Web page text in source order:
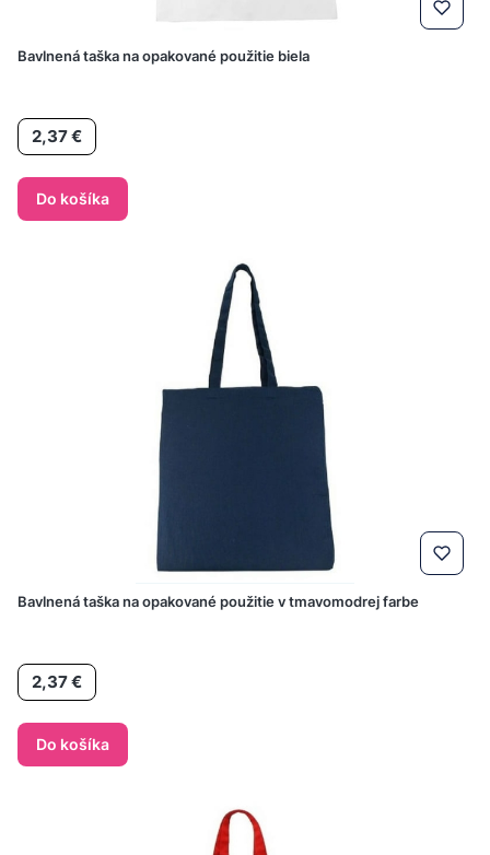
Bavlnená taška na opakované použitie biela
Cena
2,37 €
Do košíka
Bavlnená taška na opakované použitie v tmavomodrej farbe
Cena
2,37 €
Do košíka